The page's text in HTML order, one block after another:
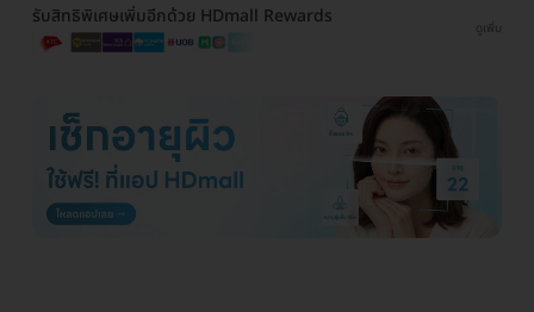
รับสิทธิพิเศษเพิ่มอีกด้วย HDmall Rewards
ดูเพิ่ม